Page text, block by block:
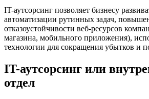
IT-аутсорсинг позволяет бизнесу
автоматизации рутинных задач,
отказоустойчивости веб-ресурсов
магазина, мобильного приложения),
технологии для сокращения убытков и
IT-аутсорсинг или
отдел